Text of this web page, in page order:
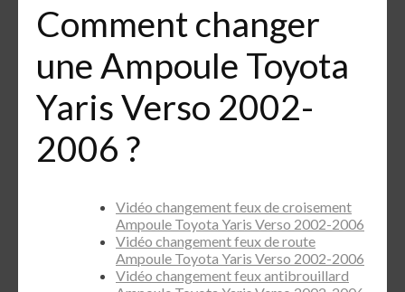
Comment changer
une Ampoule Toyota
Yaris Verso 2002-
2006 ?
Vidéo changement feux de croisement
Ampoule Toyota Yaris Verso 2002-2006
Vidéo changement feux de route
Ampoule Toyota Yaris Verso 2002-2006
Vidéo changement feux antibrouillard